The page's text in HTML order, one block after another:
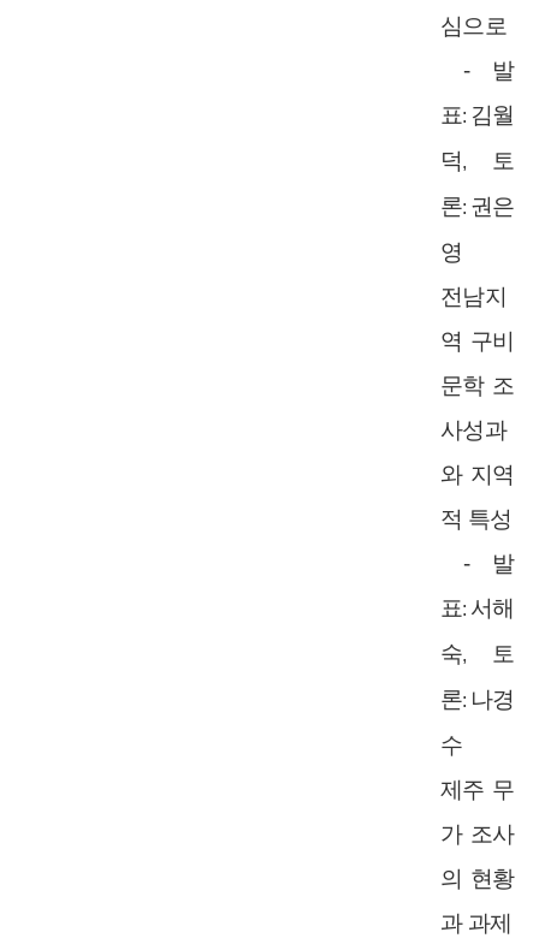
심으로
- 발
표: 김월
덕,
토
론: 권은
영
전남지
역 구비
문학 조
사성과
와 지역
적 특성
- 발
표: 서해
숙,
토
론: 나경
수
제주 무
가 조사
의 현황
과 과제